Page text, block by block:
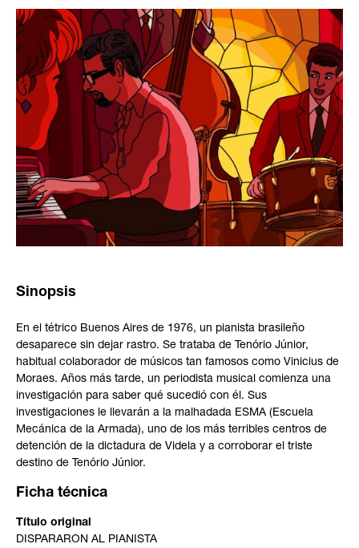
Sinopsis
En el tétrico Buenos Aires de 1976, un pianista brasileño
desaparece sin dejar rastro. Se trataba de Tenório Júnior,
habitual colaborador de músicos tan famosos como Vinicius de
Moraes. Años más tarde, un periodista musical comienza una
investigación para saber qué sucedió con él. Sus
investigaciones le llevarán a la malhadada ESMA (Escuela
Mecánica de la Armada), uno de los más terribles centros de
detención de la dictadura de Videla y a corroborar el triste
destino de Tenório Júnior.
Ficha técnica
Título original
DISPARARON AL PIANISTA